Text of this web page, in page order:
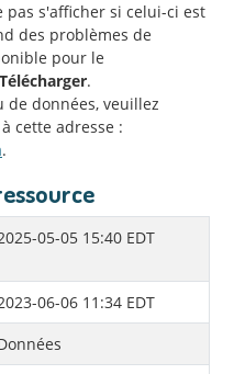
s'afficher si celui-ci est
des problèmes de
pour le
Télécharger.
de données, veuillez
cette adresse :
.
05-05 15:40 EDT
06-06 11:34 EDT